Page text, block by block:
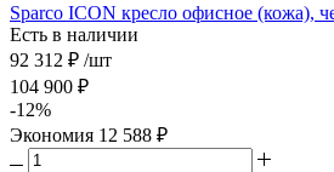
Sparco ICON кресло офисное (кожа),
Есть в наличии
92 312 ₽ /шт
104 900 ₽
-12%
Экономия 12 588 ₽